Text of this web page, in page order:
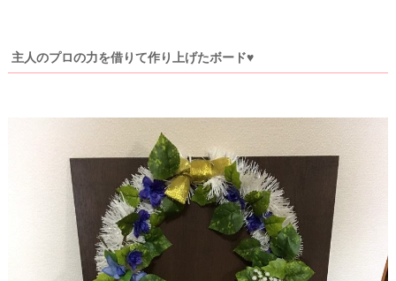
主人のプロの力を借りて作り上げたボード♥
C
L
E
&
D
R
E
S
S